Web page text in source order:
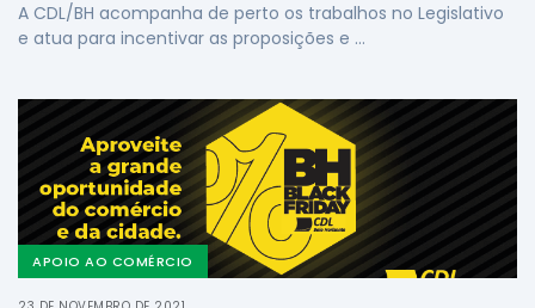
A CDL/BH acompanha de perto os trabalhos no Legislativo
e atua para incentivar as proposições e …
APOIO AO COMÉRCIO